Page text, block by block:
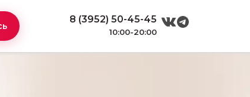
8 (3952) 50-45-45
10:00-20:00